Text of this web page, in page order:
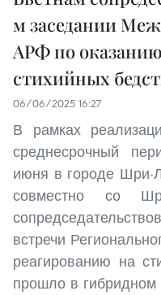
м заседании
АРФ по
стихийных
06/06/2025 16:27
В рамках
среднесрочный
июня в городе Шри-
совместно со
встречи
реагированию на
прошло в